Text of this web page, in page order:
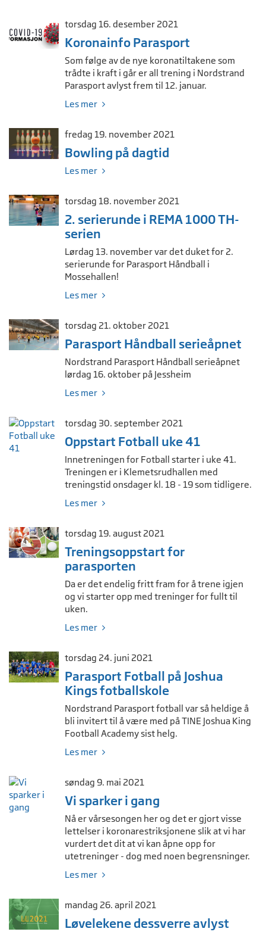
torsdag 16. desember 2021
Koronainfo Parasport
Som følge av de nye koronatiltakene som
trådte i kraft i går er all trening i Nordstrand
Parasport avlyst frem til 12. januar.
Les mer
fredag 19. november 2021
Bowling på dagtid
Les mer
torsdag 18. november 2021
2. serierunde i REMA 1000 TH-
serien
Lørdag 13. november var det duket for 2.
serierunde for Parasport Håndball i
Mossehallen!
Les mer
torsdag 21. oktober 2021
Parasport Håndball serieåpnet
Nordstrand Parasport Håndball serieåpnet
lørdag 16. oktober på Jessheim
Les mer
torsdag 30. september 2021
Oppstart Fotball uke 41
Innetreningen for Fotball starter i uke 41.
Treningen er i Klemetsrudhallen med
treningstid onsdager kl. 18 - 19 som tidligere.
Les mer
torsdag 19. august 2021
Treningsoppstart for
parasporten
Da er det endelig fritt fram for å trene igjen
og vi starter opp med treninger for fullt til
uken.
Les mer
torsdag 24. juni 2021
Parasport Fotball på Joshua
Kings fotballskole
Nordstrand Parasport fotball var så heldige å
bli invitert til å være med på TINE Joshua King
Football Academy sist helg.
Les mer
søndag 9. mai 2021
Vi sparker i gang
Nå er vårsesongen her og det er gjort visse
lettelser i koronarestriksjonene slik at vi har
vurdert det dit at vi kan åpne opp for
utetreninger - dog med noen begrensninger.
Les mer
mandag 26. april 2021
Løvelekene dessverre avlyst